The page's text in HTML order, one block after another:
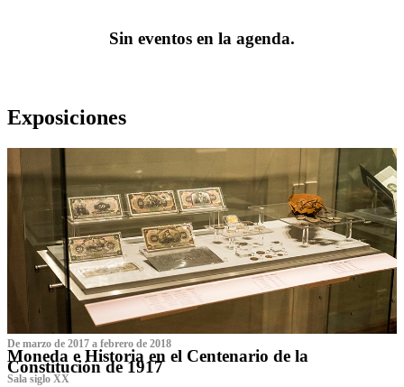
Sin eventos en la agenda.
Exposiciones
De marzo de 2017 a febrero de 2018
Moneda e Historia en el Centenario de la
Constitución de 1917
Sala siglo XX